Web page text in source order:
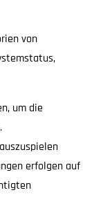
von
um die
erfolgen auf